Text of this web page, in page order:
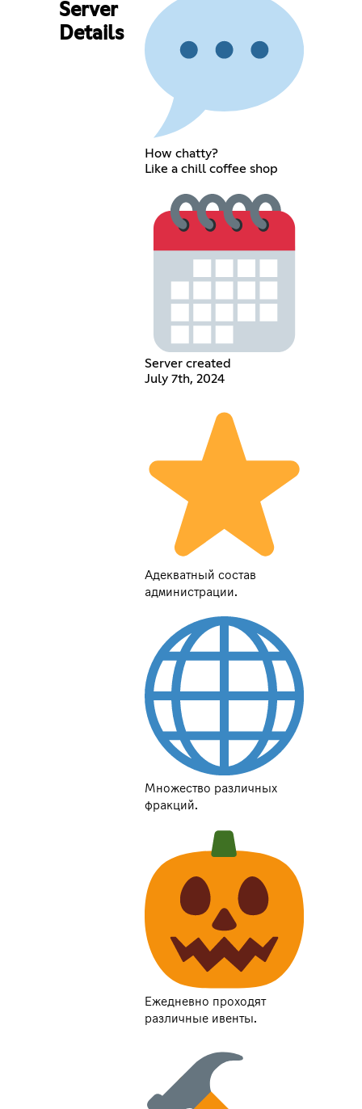
Server
Details
How chatty?
Like a chill coffee shop
Server created
July 7th, 2024
Адекватный состав
администрации.
Множество различных
фракций.
Ежедневно проходят
различные ивенты.